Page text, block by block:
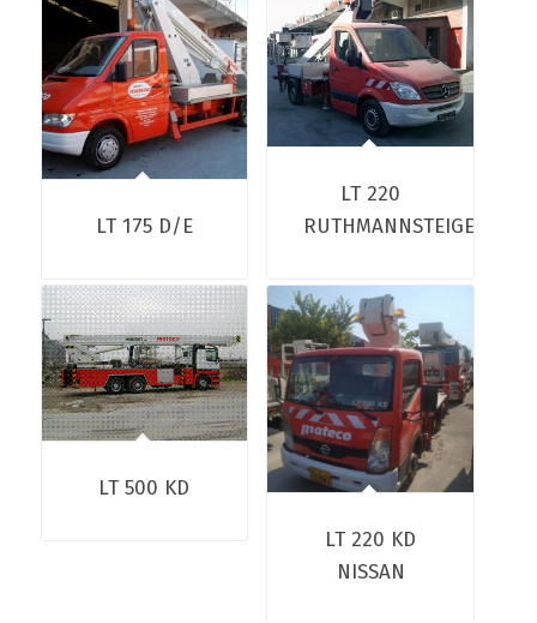
LT 175 D/E
LT 220
RUTHMANNSTEIGER
LT 500 KD
LT 220 KD
NISSAN